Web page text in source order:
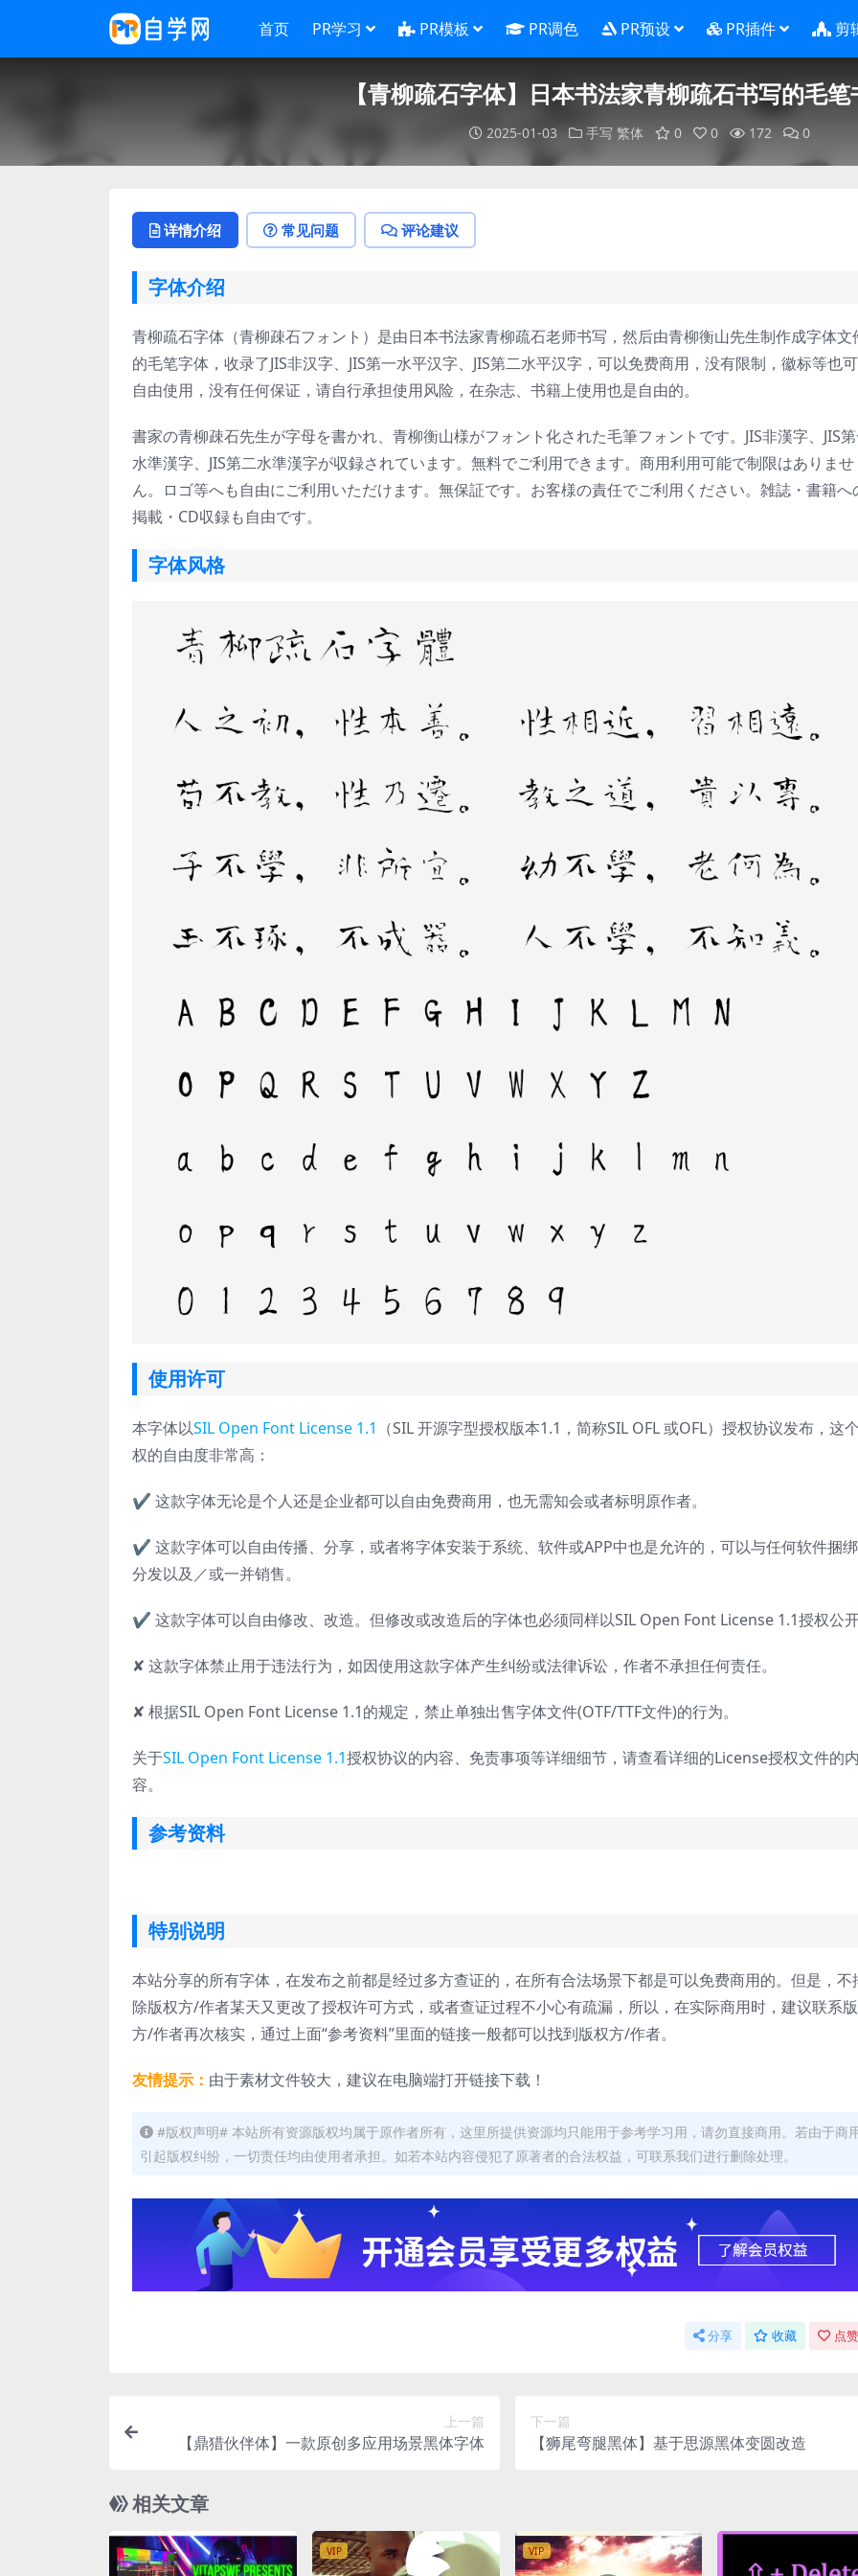
首页 PR学习 PR模板 PR调色 PR预设 PR插件 剪
【青柳疏石字体】日本书法家青柳疏石书写的毛
2025-01-03 手写 繁体 0 0 172 0
详情介绍 常见问题 评论建议
字体介绍
青柳疏石字体（青柳疎石フォント）是由日本书法家青柳疏石老师书写，然后由青柳衡山先生制作成字体文
的毛笔字体，收录了JIS非汉字、JIS第一水平汉字、JIS第二水平汉字，可以免费商用，没有限制，徽标等也
自由使用，没有任何保证，请自行承担使用风险，在杂志、书籍上使用也是自由的。
書家の青柳疎石先生が字母を書かれ、青柳衡山様がフォント化された毛筆フォントです。 JIS非漢字、JIS
水準漢字、JIS第二水準漢字が収録されています。無料でご利用できます。 商用利用可能で制限はありませ
ん。
ロゴ等へも自由にご利用いただけます。 無保証です。 お客様の責任でご利用ください。 雑誌・書籍へ
掲載・CD収録も自由です。
字体风格
使用许可
本字体以SIL Open Font License 1.1 （SIL 开源字型授权版本1.1，简称SIL OFL 或OFL）授权协议发布，这
权的自由度非常高：
✔ 这款字体无论是个人还是企业都可以自由免费商用，也无需知会或者标明原作者。
✔ 这款字体可以自由传播、分享，或者将字体安装于系统、软件或APP中也是允许的，可以与任何软件捆
分发以及／或一并销售。
✔ 这款字体可以自由修改、改造。但修改或改造后的字体也必须同样以SIL Open Font License 1.1授权公开
✘ 这款字体禁止用于违法行为，如因使用这款字体产生纠纷或法律诉讼，作者不承担任何责任。
✘ 根据SIL Open Font License 1.1的规定，禁止单独出售字体文件(OTF/TTF文件)的行为。
关于SIL Open Font License 1.1授权协议的内容、免责事项等详细细节，请查看详细的License授权文件的内
容。
参考资料
特别说明
本站分享的所有字体，在发布之前都是经过多方查证的，在所有合法场景下都是可以免费商用的。但是，不
除版权方/作者某天又更改了授权许可方式，或者查证过程不小心有疏漏，所以，在实际商用时，建议联系
方/作者再次核实，通过上面“参考资料”里面的链接一般都可以找到版权方/作者。
友情提示： 由于素材文件较大，建议在电脑端打开链接下载！
#版权声明# 本站所有资源版权均属于原作者所有，这里所提供资源均只能用于参考学习用，请勿直接商用。若由于商
引起版权纠纷，一切责任均由使用者承担。如若本站内容侵犯了原著者的合法权益，可联系我们进行删除处理。
分享 收藏 点
上一篇
【鼎猎伙伴体】一款原创多应用场景黑体字体
下一篇
【狮尾弯腿黑体】基于思源黑体变圆改造
相关文章
VIP VIP